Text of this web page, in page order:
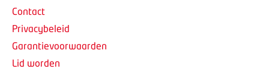
Contact
Privacybeleid
Garantievoorwaarden
Lid worden